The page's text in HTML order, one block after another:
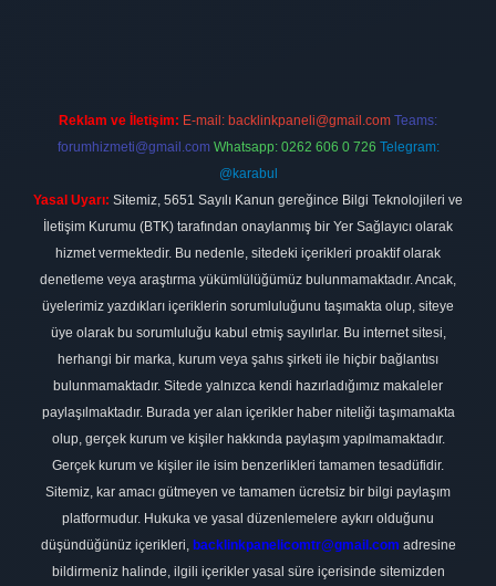
Reklam ve İletişim: E-mail: backlinkpaneli@gmail.com Teams:
forumhizmeti@gmail.com Whatsapp: 0262 606 0 726 Telegram:
@karabul
Yasal Uyarı: Sitemiz, 5651 Sayılı Kanun gereğince Bilgi Teknolojileri ve
İletişim Kurumu (BTK) tarafından onaylanmış bir Yer Sağlayıcı olarak
hizmet vermektedir. Bu nedenle, sitedeki içerikleri proaktif olarak
denetleme veya araştırma yükümlülüğümüz bulunmamaktadır. Ancak,
üyelerimiz yazdıkları içeriklerin sorumluluğunu taşımakta olup, siteye
üye olarak bu sorumluluğu kabul etmiş sayılırlar. Bu internet sitesi,
herhangi bir marka, kurum veya şahıs şirketi ile hiçbir bağlantısı
bulunmamaktadır. Sitede yalnızca kendi hazırladığımız makaleler
paylaşılmaktadır. Burada yer alan içerikler haber niteliği taşımamakta
olup, gerçek kurum ve kişiler hakkında paylaşım yapılmamaktadır.
Gerçek kurum ve kişiler ile isim benzerlikleri tamamen tesadüfidir.
Sitemiz, kar amacı gütmeyen ve tamamen ücretsiz bir bilgi paylaşım
platformudur. Hukuka ve yasal düzenlemelere aykırı olduğunu
düşündüğünüz içerikleri, backlinkpanelicomtr@gmail.com adresine
bildirmeniz halinde, ilgili içerikler yasal süre içerisinde sitemizden